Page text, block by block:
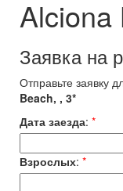
Alciona
Заявка на
Отправьте заявку
Beach, , 3*
Дата заезда: *
Взрослых: *